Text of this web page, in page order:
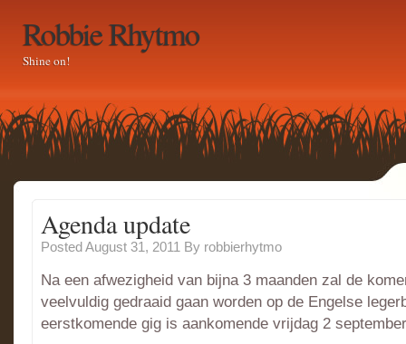
Robbie Rhytmo
Shine on!
Agenda update
Posted August 31, 2011 By robbierhytmo
Na een afwezigheid van bijna 3 maanden zal de
veelvuldig gedraaid gaan worden op de Engelse
eerstkomende gig is aankomende vrijdag 2